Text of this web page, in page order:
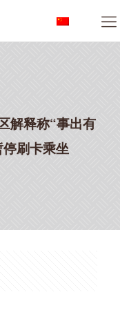
解释称“事出有
刷卡乘坐